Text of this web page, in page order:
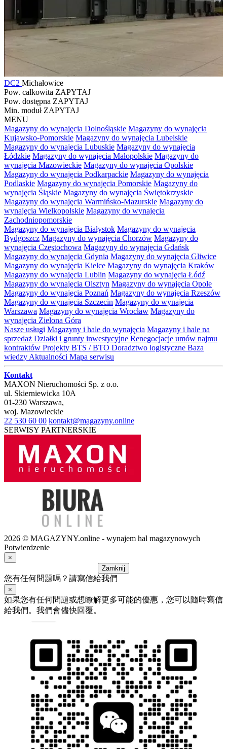
DC2 Michałowice
Pow. całkowita ZAPYTAJ
Pow. dostępna ZAPYTAJ
Min. moduł ZAPYTAJ
MENU
Magazyny do wynajęcia Dolnośląskie Magazyny do wynajęcia
Kujawsko-Pomorskie Magazyny do wynajęcia Lubelskie
Magazyny do wynajęcia Lubuskie Magazyny do wynajęcia
Łódzkie Magazyny do wynajęcia Małopolskie Magazyny do
wynajęcia Mazowieckie Magazyny do wynajęcia Opolskie
Magazyny do wynajęcia Podkarpackie Magazyny do wynajęcia
Podlaskie Magazyny do wynajęcia Pomorskie Magazyny do
wynajęcia Śląskie Magazyny do wynajęcia Świętokrzyskie
Magazyny do wynajęcia Warmińsko-Mazurskie Magazyny do
wynajęcia Wielkopolskie Magazyny do wynajęcia
Zachodniopomorskie
Magazyny do wynajęcia Białystok Magazyny do wynajęcia
Bydgoszcz Magazyny do wynajęcia Chorzów Magazyny do
wynajęcia Częstochowa Magazyny do wynajęcia Gdańsk
Magazyny do wynajęcia Gdynia Magazyny do wynajęcia Gliwice
Magazyny do wynajęcia Kielce Magazyny do wynajęcia Kraków
Magazyny do wynajęcia Lublin Magazyny do wynajęcia Łódź
Magazyny do wynajęcia Olsztyn Magazyny do wynajęcia Opole
Magazyny do wynajęcia Poznań Magazyny do wynajęcia Rzeszów
Magazyny do wynajęcia Szczecin Magazyny do wynajęcia
Warszawa Magazyny do wynajęcia Wrocław Magazyny do
wynajęcia Zielona Góra
Nasze usługi Magazyny i hale do wynajęcia Magazyny i hale na
sprzedaż Działki i grunty inwestycyjne Renegocjacje umów najmu
kontraktów Projekty BTS / BTO Doradztwo logistyczne Baza
wiedzy Aktualności Mapa serwisu
Kontakt
MAXON Nieruchomości Sp. z o.o.
ul. Skierniewicka 10A
01-230 Warszawa,
woj. Mazowieckie
22 530 60 00 kontakt@magazyny.online
SERWISY PARTNERSKIE
2026 © MAGAZYNY.online - wynajem hal magazynowych
Potwierdzenie
×
Zamknij
您有任何問題嗎？請寫信給我們
×
如果您有任何問題或想瞭解更多可能的優惠，您可以隨時寫信
給我們。我們會儘快回覆。